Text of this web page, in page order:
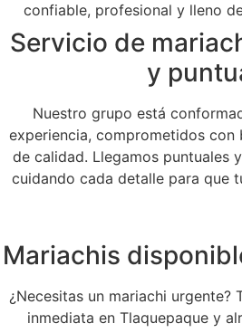
confiable, profesional y lleno
Servicio de
y
Nuestro grupo está
experiencia, comprometidos con
de calidad. Llegamos puntuales
cuidando cada detalle para que
Mariachis
¿Necesitas un mariachi urgente?
inmediata en Tlaquepaque y